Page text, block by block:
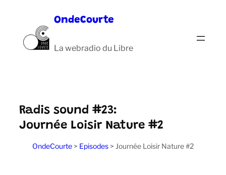
contenu
OndeCourte
La webradio du Libre
Radis sound #23:
Journée Loisir Nature #2
OndeCourte > Episodes > Journée Loisir Nature #2